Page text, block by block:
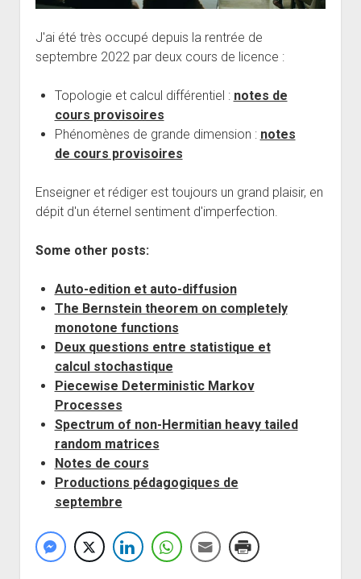
J'ai été très occupé depuis la rentrée de
septembre 2022 par deux cours de licence :
Topologie et calcul différentiel : notes de
cours provisoires
Phénomènes de grande dimension : notes
de cours provisoires
Enseigner et rédiger est toujours un grand plaisir, en
dépit d'un éternel sentiment d'imperfection.
Some other posts:
Auto-edition et auto-diffusion
The Bernstein theorem on completely
monotone functions
Deux questions entre statistique et
calcul stochastique
Piecewise Deterministic Markov
Processes
Spectrum of non-Hermitian heavy tailed
random matrices
Notes de cours
Productions pédagogiques de
septembre